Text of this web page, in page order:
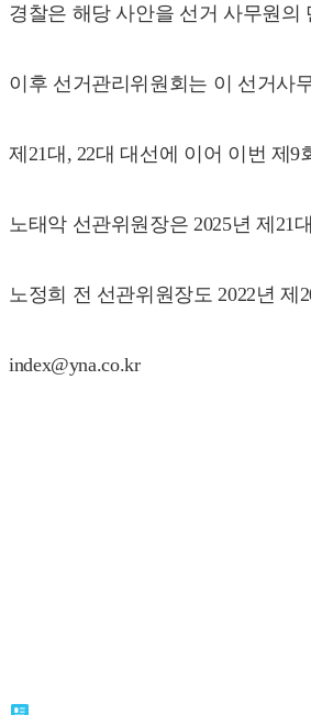
경찰은 해당 사안을 선거 사무원
이후 선거관리위원회는 이 선거사
제21대, 22대 대선에 이어 이번 제
노태악 선관위원장은 2025년 제
노정희 전 선관위원장도 2022년
index@yna.co.kr